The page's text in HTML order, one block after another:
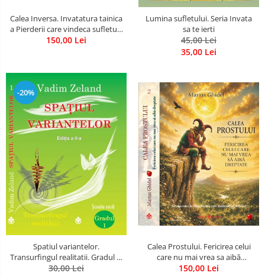
Calea Inversa. Invatatura tainica
a Pierderii care vindeca sufletul -
Cum Pierderea, durerea si
150,00 Lei
Lumina sufletului. Seria Invata
sa te ierti
45,00 Lei
35,00 Lei
-20%
Spatiul variantelor.
Transurfingul realitatii. Gradul 1.
Cum sa ne dezvoltam intuitia si
30,00 Lei
Calea Prostului. Fericirea celui
care nu mai vrea sa aibă
dreptate - Intoarcerea la
150,00 Lei